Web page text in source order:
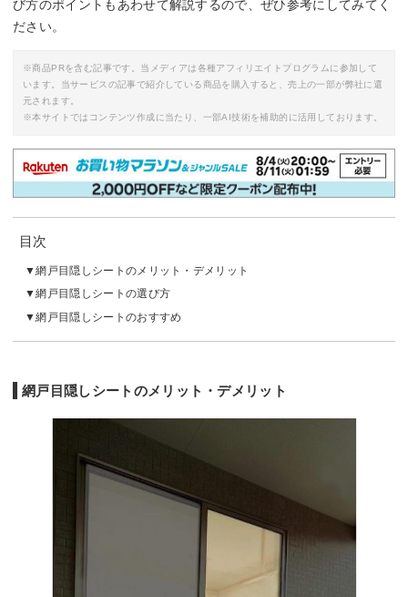
び方のポイントもあわせて解説するので、ぜひ参考にしてみてく
ださい。
※商品PRを含む記事です。当メディアは各種アフィリエイトプログラムに参加して
います。当サービスの記事で紹介している商品を購入すると、売上の一部が弊社に還
元されます。
※本サイトではコンテンツ作成に当たり、一部AI技術を補助的に活用しております。
目次
網戸目隠しシートのメリット・デメリット
網戸目隠しシートの選び方
網戸目隠しシートのおすすめ
網戸目隠しシートのメリット・デメリット